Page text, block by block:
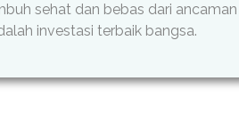
sehat dan bebas dari
investasi terbaik bangsa.